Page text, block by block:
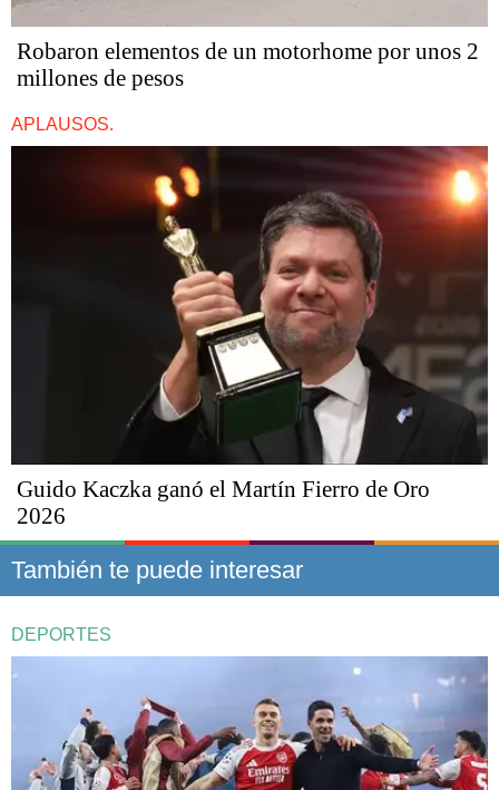
Robaron elementos de un motorhome por unos 2
millones de pesos
APLAUSOS.
Guido Kaczka ganó el Martín Fierro de Oro
2026
También te puede interesar
DEPORTES